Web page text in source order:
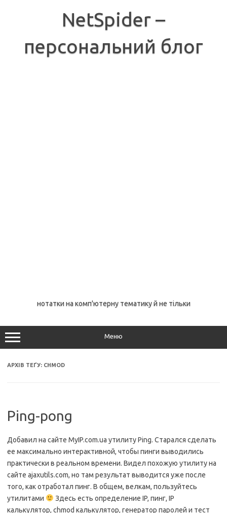
NetSpider –
персональний блог
нотатки на комп'ютерну тематику й не тільки
Меню
АРХІВ ТЕҐУ: CHMOD
Ping-pong
Добавил на сайте MyIP.com.ua утилиту Ping. Старался сделать
ее максимально интерактивной, чтобы пинги выводились
практически в реальном времени. Видел похожую утилиту на
сайте ajaxutils.com, но там результат выводится уже после
того, как отработал пинг. В общем, велкам, пользуйтесь
утилитами
Здесь есть определение IP, пинг, IP
калькулятор, chmod калькулятор, генератор паролей и тест